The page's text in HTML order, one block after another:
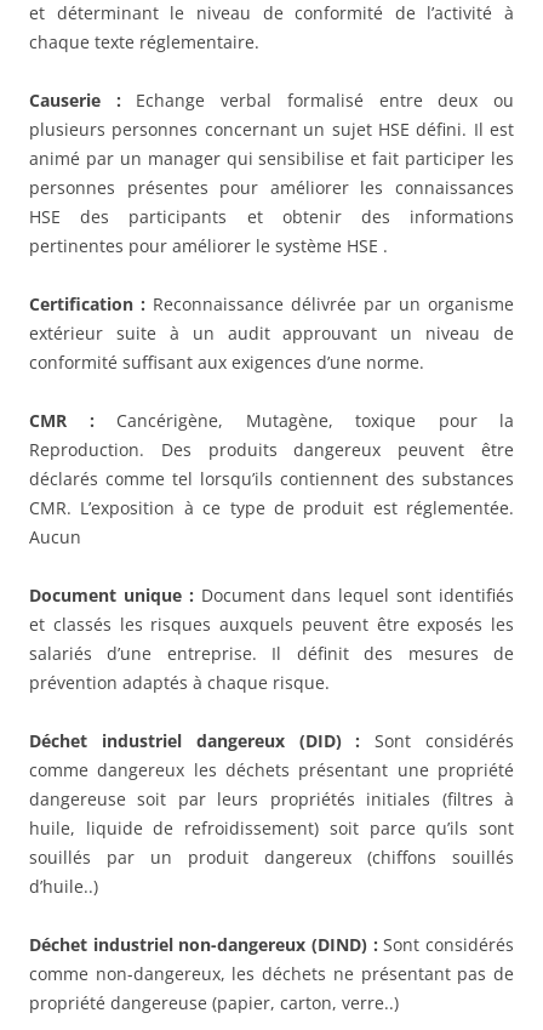
et déterminant le niveau de conformité de l’activité à
chaque texte réglementaire.
Causerie : Echange verbal formalisé entre deux ou
plusieurs personnes concernant un sujet HSE défini. Il est
animé par un manager qui sensibilise et fait participer les
personnes présentes pour améliorer les connaissances
HSE des participants et obtenir des informations
pertinentes pour améliorer le système HSE .
Certification : Reconnaissance délivrée par un organisme
extérieur suite à un audit approuvant un niveau de
conformité suffisant aux exigences d’une norme.
CMR : Cancérigène, Mutagène, toxique pour la
Reproduction. Des produits dangereux peuvent être
déclarés comme tel lorsqu’ils contiennent des substances
CMR. L’exposition à ce type de produit est réglementée.
Aucun
Document unique : Document dans lequel sont identifiés
et classés les risques auxquels peuvent être exposés les
salariés d’une entreprise. Il définit des mesures de
prévention adaptés à chaque risque.
Déchet industriel dangereux (DID) :Sont considérés
comme dangereux les déchets présentant une propriété
dangereuse soit par leurs propriétés initiales (filtres à
huile, liquide de refroidissement) soit parce qu’ils sont
souillés par un produit dangereux (chiffons souillés
d’huile..)
Déchet industriel non-dangereux (DIND) :Sont considérés
comme non-dangereux, les déchets ne présentant pas de
propriété dangereuse (papier, carton, verre..)